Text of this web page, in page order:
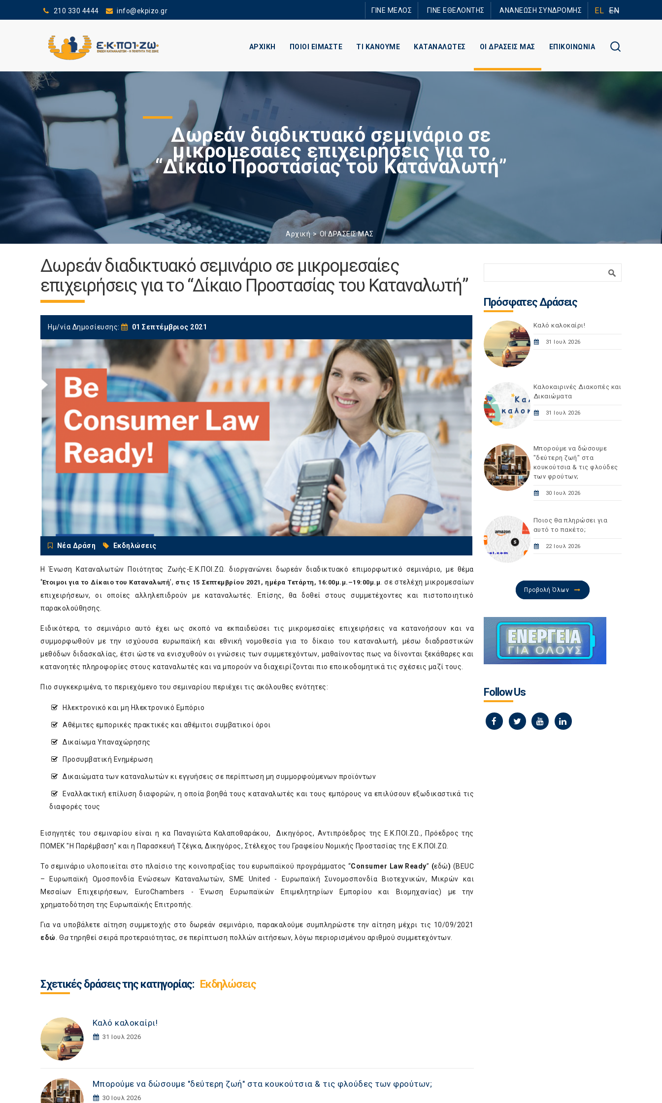
210 330 4444 info@ekpizo.gr ΓΙΝΕ ΜΕΛΟΣ ΓΙΝΕ ΕΘΕΛΟΝΤΗΣ ΑΝΑΝΕΩΣΗ ΣΥΝΔΡΟΜΗΣ EL EN
ΑΡΧΙΚΗ ΠΟΙΟΙ ΕΙΜΑΣΤΕ ΤΙ ΚΑΝΟΥΜΕ ΚΑΤΑΝΑΛΩΤΕΣ ΟΙ ΔΡΑΣΕΙΣ ΜΑΣ ΕΠΙΚΟΙΝΩΝΙΑ
Δωρεάν διαδικτυακό σεμινάριο σε
μικρομεσαίες επιχειρήσεις για το
“Δίκαιο Προστασίας του Καταναλωτή”
Αρχική ΟΙ ΔΡΑΣΕΙΣ ΜΑΣ
Δωρεάν διαδικτυακό σεμινάριο σε μικρομεσαίες
επιχειρήσεις για το “Δίκαιο Προστασίας του Καταναλωτή”
Ημ/νία Δημοσίευσης: 01 Σεπτέμβριος 2021
Νέα Δράση Εκδηλώσεις
H Ένωση Καταναλωτών Ποιότητας Ζωής-Ε.Κ.ΠΟΙ.ΖΩ. διοργανώνει δωρεάν διαδικτυακό επιμορφωτικό σεμινάριο, με θέμα
‘Έτοιμοι για το Δίκαιο του Καταναλωτή’, στις 15 Σεπτεμβρίου 2021, ημέρα Τετάρτη, 16:00μ.μ.–19:00μ.μ . σε στελέχη μικρομεσαίων
επιχειρήσεων, οι οποίες αλληλεπιδρούν με καταναλωτές. Επίσης, θα δοθεί στους συμμετέχοντες και πιστοποιητικό
παρακολούθησης.
Eιδικότερα, το σεμινάριο αυτό έχει ως σκοπό να εκπαιδεύσει τις μικρομεσαίες επιχειρήσεις να κατανοήσουν και να
συμμορφωθούν με την ισχύουσα ευρωπαϊκή και εθνική νομοθεσία για το δίκαιο του καταναλωτή, μέσω διαδραστικών
μεθόδων διδασκαλίας, έτσι ώστε να ενισχυθούν οι γνώσεις των συμμετεχόντων, μαθαίνοντας πως να δίνονται ξεκάθαρες και
κατανοητές πληροφορίες στους καταναλωτές και να μπορούν να διαχειρίζονται πιο εποικοδομητικά τις σχέσεις μαζί τους.
Πιο συγκεκριμένα, το περιεχόμενο του σεμιναρίου περιέχει τις ακόλουθες ενότητες:
Ηλεκτρονικό και μη Ηλεκτρονικό Εμπόριο
Αθέμιτες εμπορικές πρακτικές και αθέμιτοι συμβατικοί όροι
Δικαίωμα Υπαναχώρησης
Προσυμβατική Ενημέρωση
Δικαιώματα των καταναλωτών κι εγγυήσεις σε περίπτωση μη συμμορφούμενων προϊόντων
Εναλλακτική επίλυση διαφορών, η οποία βοηθά τους καταναλωτές και τους εμπόρους να επιλύσουν εξωδικαστικά τις
διαφορές τους
Εισηγητές του σεμιναρίου είναι η κα Παναγιώτα Καλαποθαράκου, Δικηγόρος, Αντιπρόεδρος της Ε.Κ.ΠΟΙ.ΖΩ., Πρόεδρος της
ΠΟΜΕΚ "Η Παρέμβαση" και η Παρασκευή Τζέγκα, Δικηγόρος, Στέλεχος του Γραφείου Νομικής Προστασίας της Ε.Κ.ΠΟΙ.ΖΩ.
Το σεμινάριο υλοποιείται στο πλαίσιο της κοινοπραξίας του ευρωπαϊκού προγράμματος “Consumer Law Ready” (εδώ) (BEUC
– Ευρωπαϊκή Ομοσπονδία Ενώσεων Καταναλωτών, SME United - Ευρωπαϊκή Συνομοσπονδία Βιοτεχνικών, Μικρών και
Μεσαίων Επιχειρήσεων, EuroChambers - Ένωση Ευρωπαϊκών Επιμελητηρίων Εμπορίου και Βιομηχανίας) με την
χρηματοδότηση της Ευρωπαϊκής Επιτροπής.
Για να υποβάλετε αίτηση συμμετοχής στο δωρεάν σεμινάριο, παρακαλούμε συμπληρώστε την αίτηση μέχρι τις 10/09/2021
εδώ . Θατηρηθεί σειρά προτεραιότητας, σε περίπτωση πολλών αιτήσεων, λόγω περιορισμένου αριθμού συμμετεχόντων.
Σχετικές δράσεις της κατηγορίας: Εκδηλώσεις
Καλό καλοκαίρι!
31 Ιουλ 2026
Μπορούμε να δώσουμε "δεύτερη ζωή" στα κουκούτσια & τις φλούδες των φρούτων;
30 Ιουλ 2026
Πρόσφατες Δράσεις
Καλό καλοκαίρι!
31 Ιουλ 2026
Καλοκαιρινές Διακοπές και
Δικαιώματα
31 Ιουλ 2026
Μπορούμε να δώσουμε
"δεύτερη ζωή" στα
κουκούτσια & τις φλούδες
των φρούτων;
30 Ιουλ 2026
Ποιος θα πληρώσει για
αυτό το πακέτο;
22 Ιουλ 2026
Προβολή Όλων
Follow Us